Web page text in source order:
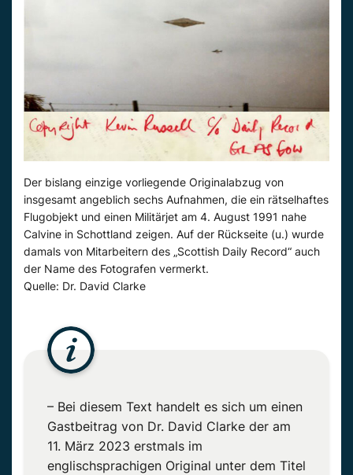
Der bislang einzige vorliegende Originalabzug von
insgesamt angeblich sechs Aufnahmen, die ein rätselhaftes
Flugobjekt und einen Militärjet am 4. August 1991 nahe
Calvine in Schottland zeigen. Auf der Rückseite (u.) wurde
damals von Mitarbeitern des „Scottish Daily Record“ auch
der Name des Fotografen vermerkt.
Quelle: Dr. David Clarke
– Bei diesem Text handelt es sich um einen
Gastbeitrag von Dr. David Clarke der am
11. März 2023 erstmals im
englischsprachigen Original unter dem Titel